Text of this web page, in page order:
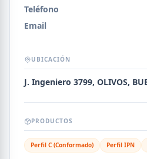
Teléfono
Email
UBICACIÓN
J. Ingeniero 3799, OLIVOS,
PRODUCTOS
Perfil C (Conformado) Perfil IPN